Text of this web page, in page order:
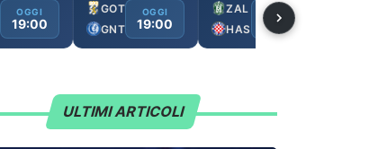
OGGI
19:00
GOT
GNT
OGGI
19:00
ZAL
HAS
OGGI
19:00
ULTIMI ARTICOLI